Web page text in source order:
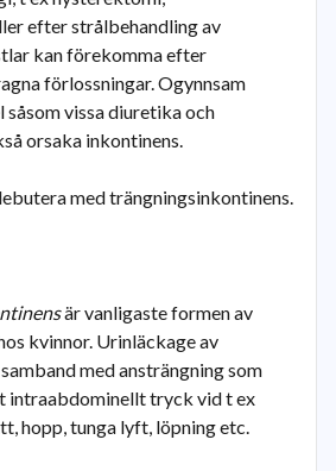
efter strålbehandling av
kan förekomma efter
förlossningar. Ogynnsam
vissa diuretika och
orsaka inkontinens.
med trängningsinkontinens.
är vanligaste formen av
kvinnor. Urinläckage av
med ansträngning som
intraabdominellt tryck vid t ex
hopp, tunga lyft, löpning etc.